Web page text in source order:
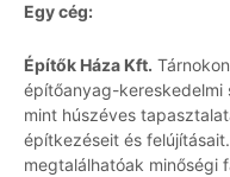
Egy cég:
Építők Háza Kft.
építőanyag-
mint húszéves
építkezéseit és
megtalálhatóak minőségi